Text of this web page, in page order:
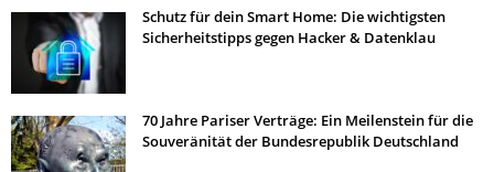
Schutz für dein Smart Home: Die wichtigsten
Sicherheitstipps gegen Hacker & Datenklau
70 Jahre Pariser Verträge: Ein Meilenstein für die
Souveränität der Bundesrepublik Deutschland